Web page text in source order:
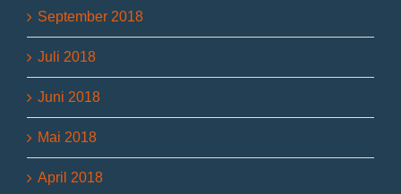
September 2018
Juli 2018
Juni 2018
Mai 2018
April 2018